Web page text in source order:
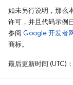
如未另行说明，那么
许可，并且代码示例
参阅 Google 开发者
商标。
最后更新时间 (UTC)